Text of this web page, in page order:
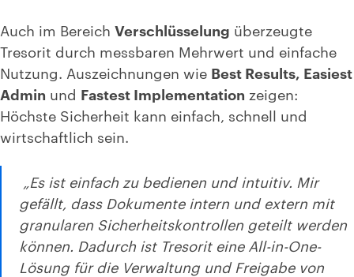
Auch im Bereich Verschlüsselung überzeugte
Tresorit durch messbaren Mehrwert und einfache
Nutzung. Auszeichnungen wie Best Results, Easiest
Admin und Fastest Implementation zeigen:
Höchste Sicherheit kann einfach, schnell und
wirtschaftlich sein.
„Es ist einfach zu bedienen und intuitiv. Mir
gefällt, dass Dokumente intern und extern mit
granularen Sicherheitskontrollen geteilt werden
können. Dadurch ist Tresorit eine All-in-One-
Lösung für die Verwaltung und Freigabe von